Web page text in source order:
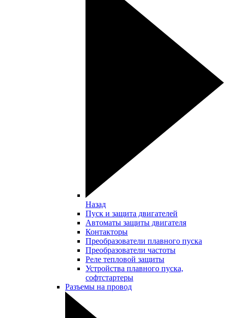
Назад
Пуск и защита двигателей
Автоматы защиты двигателя
Контакторы
Преобразователи плавного пуска
Преобразователи частоты
Реле тепловой защиты
Устройства плавного пуска,
софтстартеры
Разъемы на провод